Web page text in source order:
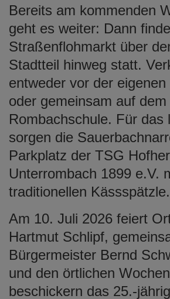
Bereits am kommenden
geht es weiter: Dann
Straßenflohmarkt über
Stadtteil hinweg statt.
entweder vor der
oder gemeinsam auf
Rombachschule. Für das
sorgen die
Parkplatz der TSG
Unterrombach 1899 e.V.
traditionellen Kässspätzle.
Am 10. Juli 2026 feiert
Hartmut Schlipf,
Bürgermeister Bernd
und den örtlichen
beschickern das 25.-